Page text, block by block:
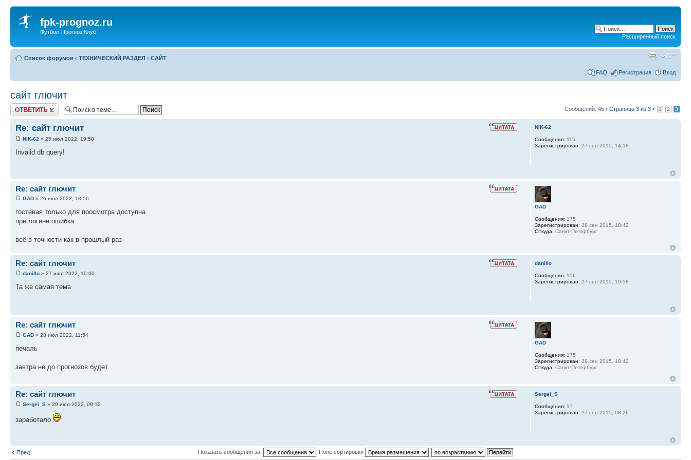
fpk-prognoz.ru
Футбол-Прогноз Клуб
Расширенный поиск
Список форумов ‹ ТЕХНИЧЕСКИЙ РАЗДЕЛ ‹ САЙТ
FAQ Регистрация Вход
сайт глючит
Ответить Сообщений: 45 • Страница 3 из 3 • 1 2 3
Re: сайт глючит
NIK-62 » 25 июл 2022, 19:50
Invalid db query!
NIK-62
Сообщения: 115
Зарегистрирован: 27 сен 2015, 14:18
Re: сайт глючит
GAD » 26 июл 2022, 18:56
гостевая только для просмотра доступна
при логине ошибка
всё в точности как в прошлый раз
GAD
Сообщения: 175
Зарегистрирован: 28 сен 2015, 18:42
Откуда: Санкт-Петербург
Re: сайт глючит
danillo » 27 июл 2022, 10:00
Та же самая тема
danillo
Сообщения: 156
Зарегистрирован: 27 сен 2015, 19:58
Re: сайт глючит
GAD » 28 июл 2022, 11:54
печаль
завтра не до прогнозов будет
GAD
Сообщения: 175
Зарегистрирован: 28 сен 2015, 18:42
Откуда: Санкт-Петербург
Re: сайт глючит
Sergei_S » 29 июл 2022, 09:12
заработало
Sergei_S
Сообщения: 17
Зарегистрирован: 27 сен 2015, 08:26
Пред. Показать сообщения за: Поле сортировки